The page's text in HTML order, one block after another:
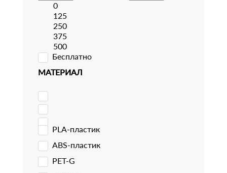
0
125
250
375
500
Бесплатно
МАТЕРИАЛ
PLA-пластик
ABS-пластик
PET-G